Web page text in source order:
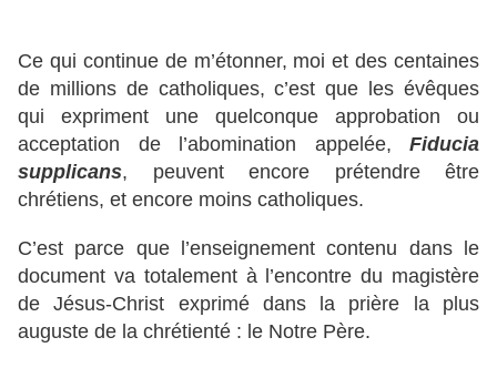
Ce qui continue de m’étonner, moi et des centaines
de millions de catholiques, c’est que les évêques
qui expriment une quelconque approbation ou
acceptation de l’abomination appelée, Fiducia
supplicans, peuvent encore prétendre être
chrétiens, et encore moins catholiques.
C’est parce que l’enseignement contenu dans le
document va totalement à l’encontre du magistère
de Jésus-Christ exprimé dans la prière la plus
auguste de la chrétienté : le Notre Père.